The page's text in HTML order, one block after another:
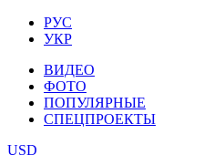
РУС
УКР
ВИДЕО
ФОТО
ПОПУЛЯРНЫЕ
СПЕЦПРОЕКТЫ
USD